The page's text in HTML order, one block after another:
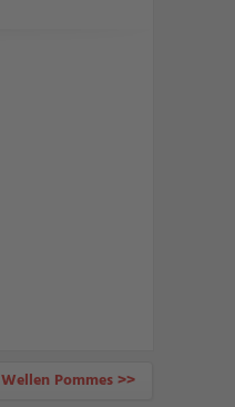
Wellen Pommes >>